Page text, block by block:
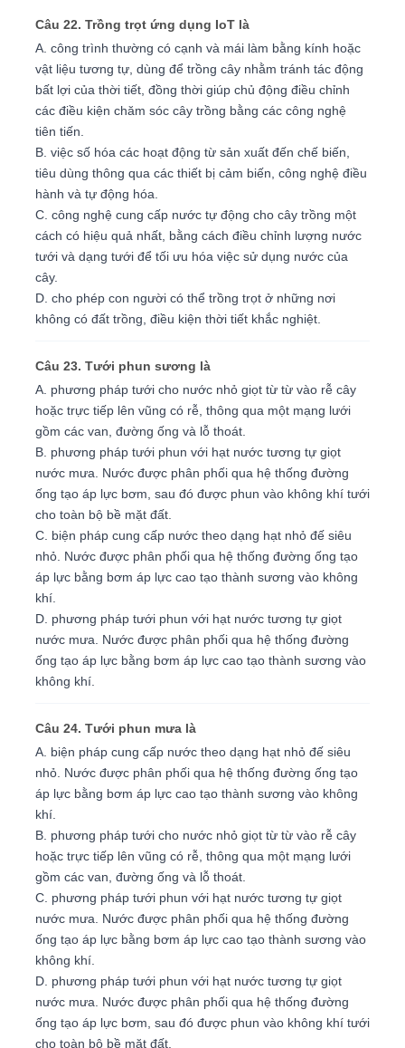
Câu 22. Trồng trọt ứng dụng IoT là
A. công trình thường có cạnh và mái làm bằng kính hoặc
vật liệu tương tự, dùng để trồng cây nhằm tránh tác động
bất lợi của thời tiết, đồng thời giúp chủ động điều chỉnh
các điều kiện chăm sóc cây trồng bằng các công nghệ
tiên tiến.
B. việc số hóa các hoạt động từ sản xuất đến chế biến,
tiêu dùng thông qua các thiết bị cảm biến, công nghệ điều
hành và tự động hóa.
C. công nghệ cung cấp nước tự động cho cây trồng một
cách có hiệu quả nhất, bằng cách điều chỉnh lượng nước
tưới và dạng tưới để tối ưu hóa việc sử dụng nước của
cây.
D. cho phép con người có thể trồng trọt ở những nơi
không có đất trồng, điều kiện thời tiết khắc nghiệt.
Câu 23. Tưới phun sương là
A. phương pháp tưới cho nước nhỏ giọt từ từ vào rễ cây
hoặc trực tiếp lên vũng có rễ, thông qua một mạng lưới
gồm các van, đường ống và lỗ thoát.
B. phương pháp tưới phun với hạt nước tương tự giọt
nước mưa. Nước được phân phối qua hệ thống đường
ống tạo áp lực bơm, sau đó được phun vào không khí tưới
cho toàn bộ bề mặt đất.
C. biện pháp cung cấp nước theo dạng hạt nhỏ đế siêu
nhỏ. Nước được phân phối qua hệ thống đường ống tạo
áp lực bằng bơm áp lực cao tạo thành sương vào không
khí.
D. phương pháp tưới phun với hạt nước tương tự giọt
nước mưa. Nước được phân phối qua hệ thống đường
ống tạo áp lực bằng bơm áp lực cao tạo thành sương vào
không khí.
Câu 24. Tưới phun mưa là
A. biện pháp cung cấp nước theo dạng hạt nhỏ đế siêu
nhỏ. Nước được phân phối qua hệ thống đường ống tạo
áp lực bằng bơm áp lực cao tạo thành sương vào không
khí.
B. phương pháp tưới cho nước nhỏ giọt từ từ vào rễ cây
hoặc trực tiếp lên vũng có rễ, thông qua một mạng lưới
gồm các van, đường ống và lỗ thoát.
C. phương pháp tưới phun với hạt nước tương tự giọt
nước mưa. Nước được phân phối qua hệ thống đường
ống tạo áp lực bằng bơm áp lực cao tạo thành sương vào
không khí.
D. phương pháp tưới phun với hạt nước tương tự giọt
nước mưa. Nước được phân phối qua hệ thống đường
ống tạo áp lực bơm, sau đó được phun vào không khí tưới
cho toàn bộ bề mặt đất.